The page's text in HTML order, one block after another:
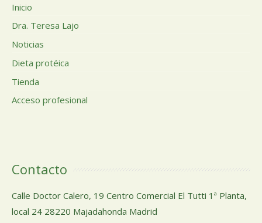
Inicio
Dra. Teresa Lajo
Noticias
Dieta protéica
Tienda
Acceso profesional
Contacto
Calle Doctor Calero, 19 Centro Comercial El Tutti 1ª Planta,
local 24 28220 Majadahonda Madrid